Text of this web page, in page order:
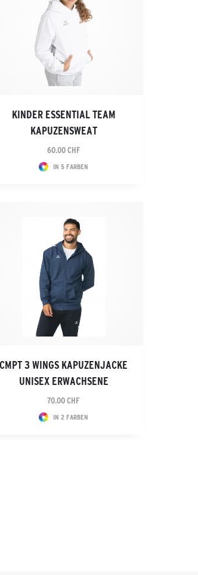
KINDER ESSENTIAL TEAM
KAPUZENSWEAT
60.00 CHF
IN 5 FARBEN
CMPT 3 WINGS KAPUZENJACKE
UNISEX ERWACHSENE
70.00 CHF
IN 2 FARBEN